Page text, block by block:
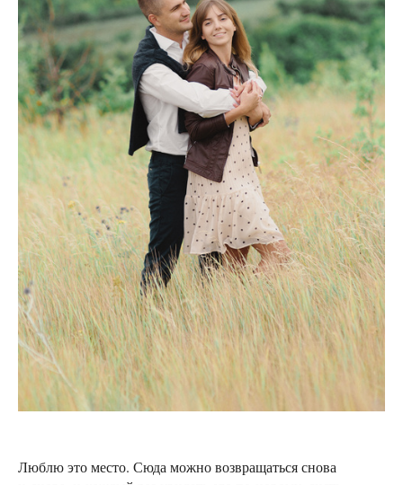
Люблю это место. Сюда можно возвращаться снова